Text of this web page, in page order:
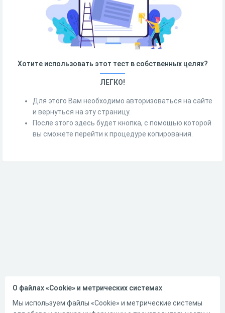
Хотите использовать этот тест в собственных целях?
ЛЕГКО!
Для этого Вам необходимо авторизоваться на сайте
и вернуться на эту страницу.
После этого здесь будет кнопка, с помощью которой
вы сможете перейти к процедуре копирования.
О файлах «Cookie» и метрических системах
Мы используем файлы «Cookie» и метрические системы